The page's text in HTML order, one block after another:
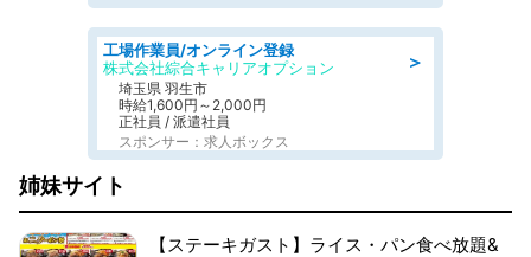
＞
工場作業員/オンライン登録
株式会社綜合キャリアオプション
埼玉県 羽生市
時給1,600円～2,000円
正社員 / 派遣社員
スポンサー：求人ボックス
姉妹サイト
【ステーキガスト】ライス・パン食べ放題&